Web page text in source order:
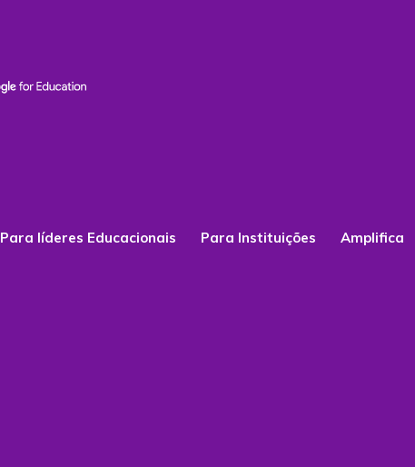
Para líderes Educacionais Para Instituições Amplifica